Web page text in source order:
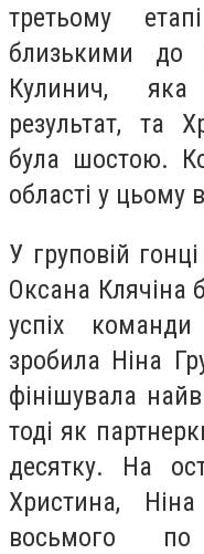
третьому
близькими до
Кулинич, яка
результат, та
була шостою.
області у цьому
У груповій
Оксана Клячіна
успіх команди
зробила Ніна
фінішувала
тоді як
десятку. На
Христина,
восьмого